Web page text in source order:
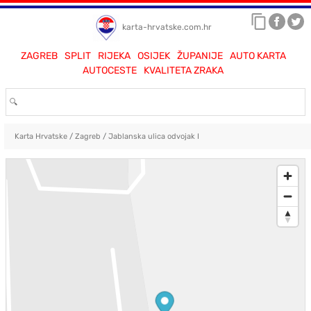
karta-hrvatske.com.hr
ZAGREB SPLIT RIJEKA OSIJEK ŽUPANIJE
AUTO KARTA
AUTOCESTE
KVALITETA ZRAKA
Karta Hrvatske/ Zagreb / Jablanska ulica odvojak I